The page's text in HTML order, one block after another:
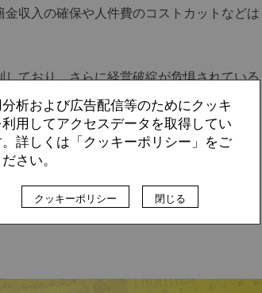
収入の確保や人件費のコストカットなどは
ており、さらに経営破綻が危惧されている
って、資本増強などは望めない状態だ。
されて価値の低下が発生しているが、今後
と将来の経営権譲渡の可能性について言及
析および広告配信等のためにクッキ
用してアクセスデータを取得してい
。詳しくは「クッキーポリシー」をご
さい。
クッキーポリシー 閉じる